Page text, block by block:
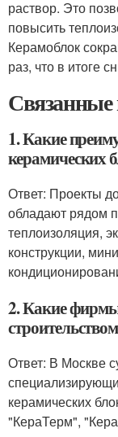
раствор. Это
повысить
Керамоблок
раз, что в итоге
1. Какие
керамических
Ответ: Проекты
обладают рядом
теплоизоляция,
конструкции,
2. Какие
Ответ: В Москве
керамических
"КераТерм",